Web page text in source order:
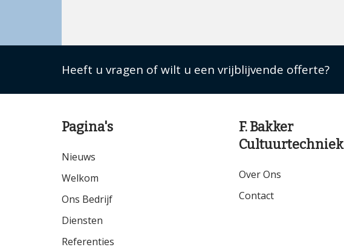
Heeft u vragen of wilt u een vrijblijvende offerte?
Pagina's
Nieuws
Welkom
Ons Bedrijf
Diensten
Referenties
F. Bakker
Cultuurtechniek
Over Ons
Contact